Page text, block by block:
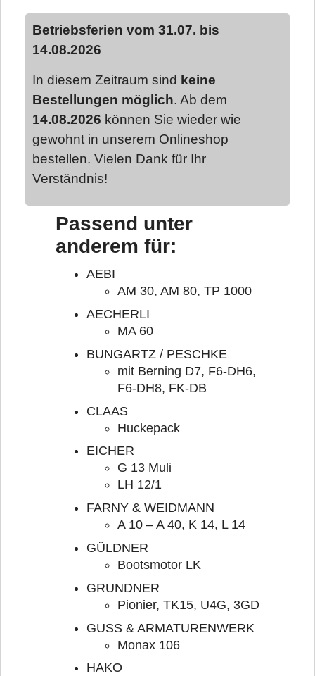
Betriebsferien vom 31.07. bis
14.08.2026
In diesem Zeitraum sind keine
Bestellungen möglich. Ab dem
14.08.2026 können Sie wieder wie
gewohnt in unserem Onlineshop
bestellen. Vielen Dank für Ihr
Verständnis!
Passend unter
anderem für:
AEBI
AM 30, AM 80, TP 1000
AECHERLI
MA 60
BUNGARTZ / PESCHKE
mit Berning D7, F6-DH6,
F6-DH8, FK-DB
CLAAS
Huckepack
EICHER
G 13 Muli
LH 12/1
FARNY & WEIDMANN
A 10 – A 40, K 14, L 14
GÜLDNER
Bootsmotor LK
GRUNDNER
Pionier, TK15, U4G, 3GD
GUSS & ARMATURENWERK
Monax 106
HAKO